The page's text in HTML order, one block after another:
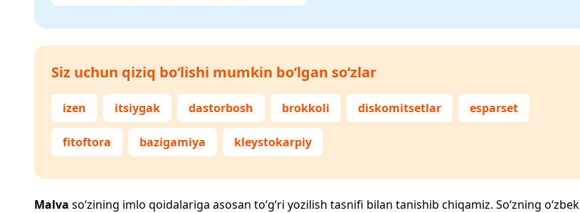
Siz uchun qiziq bo‘lishi mumkin bo‘lgan so‘zlar
izen itsiygak dastorbosh brokkoli diskomitsetlar esparset
fitoftora bazigamiya kleystokarpiy
Malva so‘zining imlo qoidalariga asosan to‘g‘ri yozilish tasnifi bilan tanishib chiqamiz. So‘zning o‘zbek